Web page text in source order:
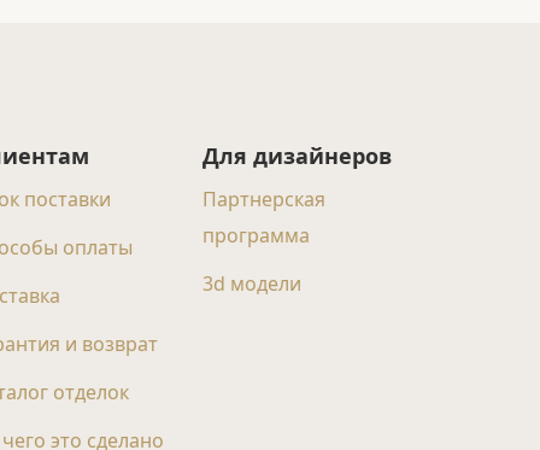
поставки
оплаты
и возврат
отделок
это сделано
Для дизайнеров
Партнерская
программа
3d модели